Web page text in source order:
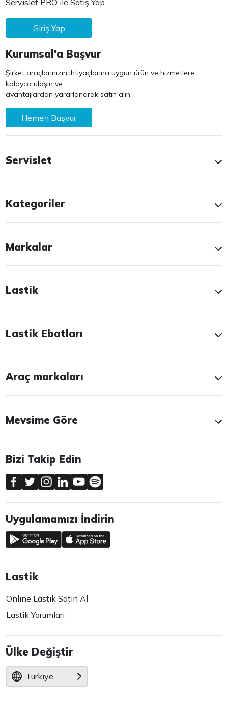
Servislet PRO ile Satış Yap
Giriş Yap
Kurumsal'a Başvur
Şirket araçlarınızın ihtiyaçlarına uygun ürün ve hizmetlere
kolayca ulaşın ve
avantajlardan yararlanarak satın alın.
Hemen Başvur
Servislet
Kategoriler
Markalar
Lastik
Lastik Ebatları
Araç markaları
Mevsime Göre
Bizi Takip Edin
Uygulamamızı İndirin
Lastik
Online Lastik Satın Al
Lastik Yorumları
Ülke Değiştir
Türkiye